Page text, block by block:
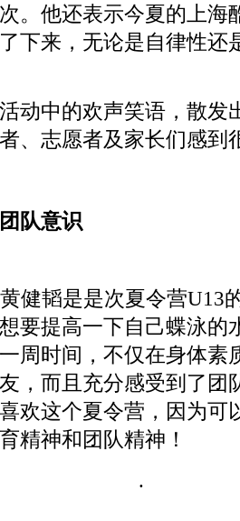
。他还表示今夏的上海
下来，无论是自律性还
动中的欢声笑语，散发
、志愿者及家长们感到
队意识
健韬是是次夏令营U13
要提高一下自己蝶泳的
周时间，不仅在身体素
，而且充分感受到了团
欢这个夏令营，因为可
精神和团队精神！
.